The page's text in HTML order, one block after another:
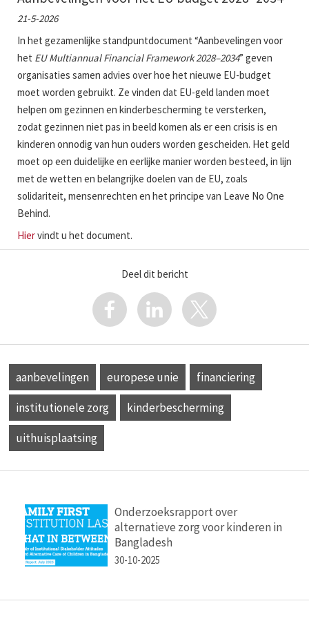
21-5-2026
In het gezamenlijke standpuntdocument “Aanbevelingen voor
het EU Multiannual Financial Framework 2028–2034” geven
organisaties samen advies over hoe het nieuwe EU-budget
moet worden gebruikt. Ze vinden dat EU-geld landen moet
helpen om gezinnen en kinderbescherming te versterken,
zodat gezinnen niet pas in beeld komen als er een crisis is en
kinderen onnodig van hun ouders worden gescheiden. Het geld
moet op een duidelijke en eerlijke manier worden besteed, in lijn
met de wetten en belangrijke doelen van de EU, zoals
solidariteit, mensenrechten en het principe van Leave No One
Behind.
Hiervindt u het document.
Deel dit bericht
aanbevelingen europese unie
financiering
institutionele zorg
kinderbescherming
uithuisplaatsing
Onderzoeksrapport over
alternatieve zorg voor kinderen in
Bangladesh
30-10-2025